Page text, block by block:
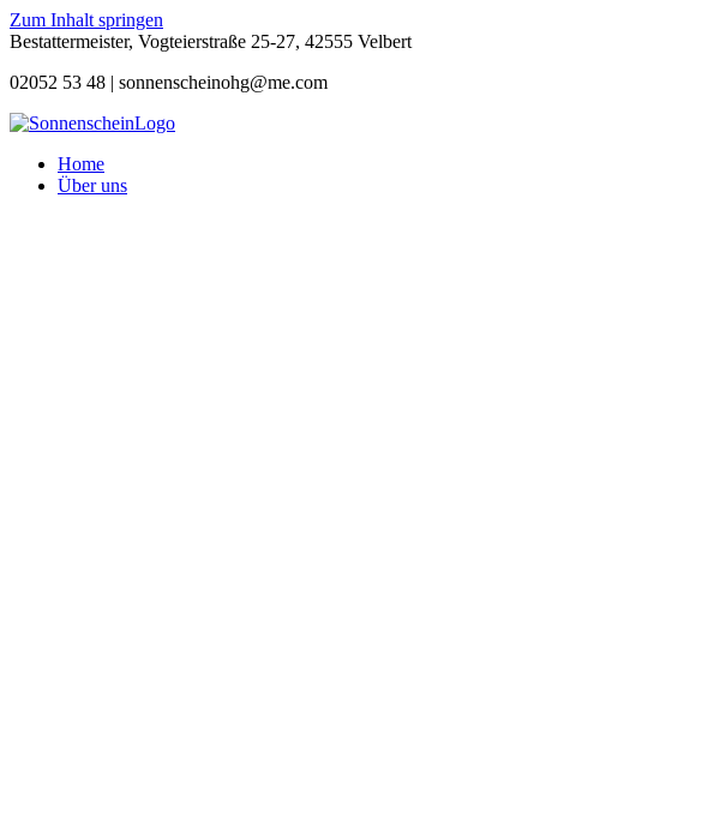
Zum Inhalt springen
Bestattermeister, Vogteierstraße 25-27, 42555 Velbert
02052 53 48 | sonnenscheinohg@me.com
Home
Über uns